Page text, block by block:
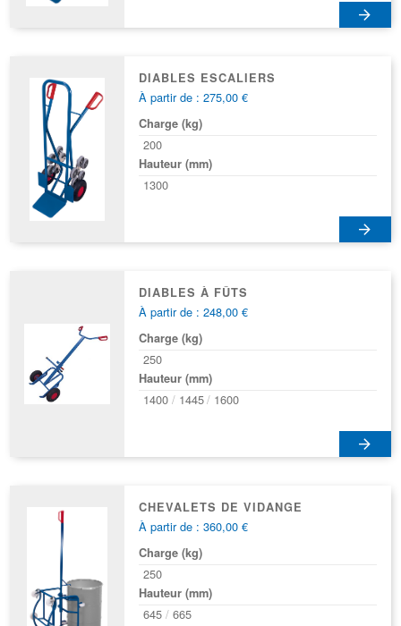
DIABLES ESCALIERS
À partir de : 275,00 €
Charge (kg)
200
Hauteur (mm)
1300
DIABLES À FÛTS
À partir de : 248,00 €
Charge (kg)
250
Hauteur (mm)
1400 1445 1600
CHEVALETS DE VIDANGE
À partir de : 360,00 €
Charge (kg)
250
Hauteur (mm)
645 665